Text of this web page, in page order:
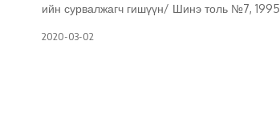
ийн сурвалжагч гишүүн/ Шинэ толь №7, 1995
2020-03-02